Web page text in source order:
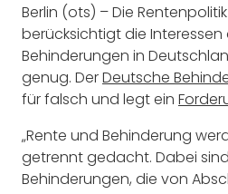
Berlin (ots) – Die
berücksichtigt die
Behinderungen in
genug. DerDeutsche
für falsch und legt ein
„Rente und Behinderung
getrennt gedacht. Dabei
Behinderungen, die von